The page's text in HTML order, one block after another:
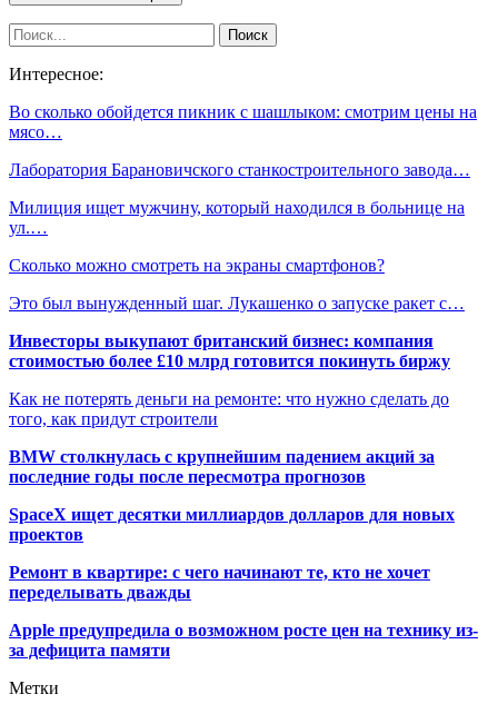
Интересное:
Во сколько обойдется пикник с шашлыком: смотрим цены на
мясо…
Лаборатория Барановичского станкостроительного завода…
Милиция ищет мужчину, который находился в больнице на
ул.…
Сколько можно смотреть на экраны смартфонов?
Это был вынужденный шаг. Лукашенко о запуске ракет с…
Инвесторы выкупают британский бизнес: компания
стоимостью более £10 млрд готовится покинуть биржу
Как не потерять деньги на ремонте: что нужно сделать до
того, как придут строители
BMW столкнулась с крупнейшим падением акций за
последние годы после пересмотра прогнозов
SpaceX ищет десятки миллиардов долларов для новых
проектов
Ремонт в квартире: с чего начинают те, кто не хочет
переделывать дважды
Apple предупредила о возможном росте цен на технику из-
за дефицита памяти
Метки